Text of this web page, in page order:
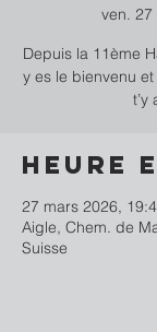
ven. 27
Depuis la 11ème
y es le bienvenu
t’y
Heure
27 mars 2026,
Aigle, Chem. de
Suisse